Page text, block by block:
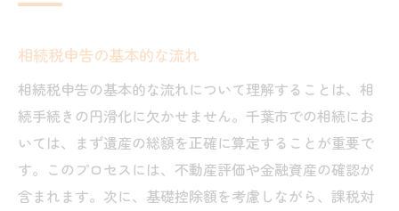
相続税申告の基本的な流れ
相続税申告の基本的な流れについて理解することは、相
続手続きの円滑化に欠かせません。千葉市での相続にお
いては、まず遺産の総額を正確に算定することが重要で
す。このプロセスには、不動産評価や金融資産の確認が
含まれます。次に、基礎控除額を考慮しながら、課税対